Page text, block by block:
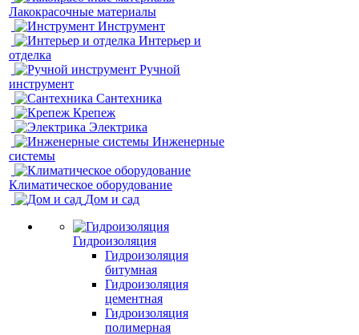
Лакокрасочные материалы
Инструмент
Интерьер и
отделка
Ручной
инструмент
Сантехника
Крепеж
Электрика
Инженерные
системы
Климатическое оборудование
Дом и сад
Гидроизоляция
Гидроизоляция
битумная
Гидроизоляция
цементная
Гидроизоляция
полимерная